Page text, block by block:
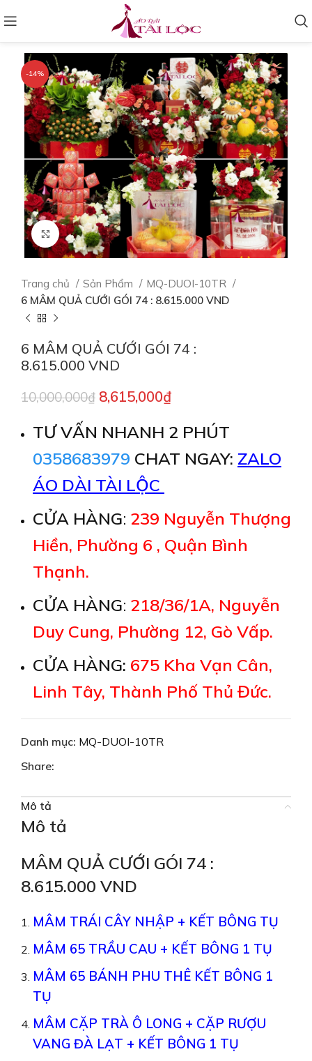
-14%
Click to enlarge
Trang chủ Sản Phẩm
MQ-DUOI-10TR
6 MÂM QUẢ CƯỚI GÓI 74 : 8.615.000 VND
6 MÂM QUẢ CƯỚI GÓI 74 :
8.615.000 VND
10,000,000₫ 8,615,000₫
TƯ VẤN NHANH 2 PHÚT
0358683979 CHAT NGAY: ZALO
ÁO DÀI TÀI LỘC
CỬA HÀNG: 239 Nguyễn Thượng
Hiền, Phường 6 , Quận Bình
Thạnh.
CỬA HÀNG: 218/36/1A, Nguyễn
Duy Cung, Phường 12, Gò Vấp.
CỬA HÀNG: 675 Kha Vạn Cân,
Linh Tây, Thành Phố Thủ Đức.
Danh mục: MQ-DUOI-10TR
Share:
Mô tả
Mô tả
MÂM QUẢ CƯỚI GÓI 74 :
8.615.000 VND
MÂM TRÁI CÂY NHẬP + KẾT BÔNG TỤ
MÂM 65 TRẦU CAU + KẾT BÔNG 1 TỤ
MÂM 65 BÁNH PHU THÊ KẾT BÔNG 1
TỤ
MÂM CẶP TRÀ Ô LONG + CẶP RƯỢU
VANG ĐÀ LẠT + KẾT BÔNG 1 TỤ